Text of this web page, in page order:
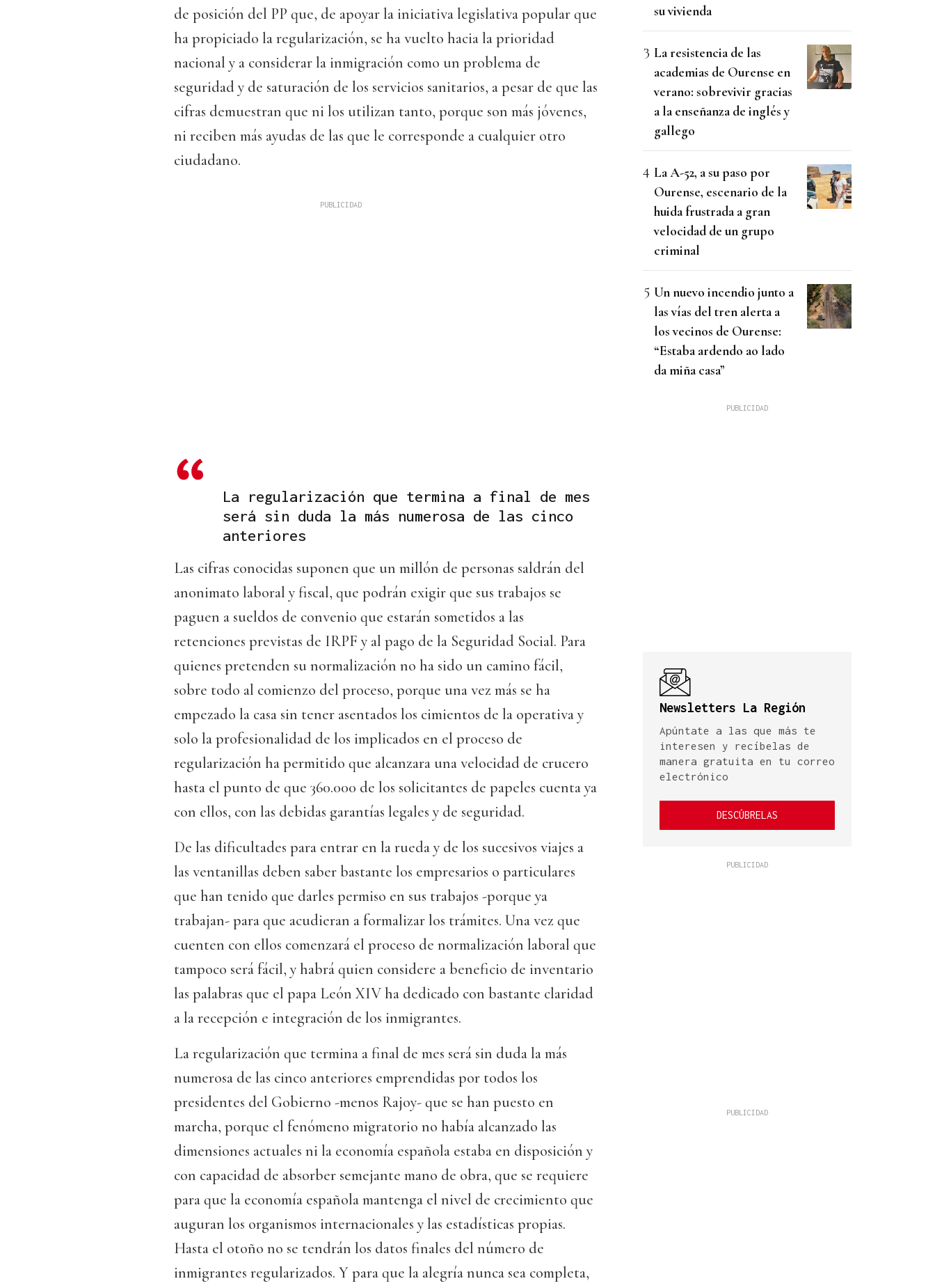
de posición del PP que, de apoyar la iniciativa legislativa popular que
ha propiciado la regularización, se ha vuelto hacia la prioridad
nacional y a considerar la inmigración como un problema de
seguridad y de saturación de los servicios sanitarios, a pesar de que las
cifras demuestran que ni los utilizan tanto, porque son más jóvenes,
ni reciben más ayudas de las que le corresponde a cualquier otro
ciudadano.
La regularización que termina a final de mes
será sin duda la más numerosa de las cinco
anteriores
Las cifras conocidas suponen que un millón de personas saldrán del
anonimato laboral y fiscal, que podrán exigir que sus trabajos se
paguen a sueldos de convenio que estarán sometidos a las
retenciones previstas de IRPF y al pago de la Seguridad Social. Para
quienes pretenden su normalización no ha sido un camino fácil,
sobre todo al comienzo del proceso, porque una vez más se ha
empezado la casa sin tener asentados los cimientos de la operativa y
solo la profesionalidad de los implicados en el proceso de
regularización ha permitido que alcanzara una velocidad de crucero
hasta el punto de que 360.000 de los solicitantes de papeles cuenta ya
con ellos, con las debidas garantías legales y de seguridad.
De las dificultades para entrar en la rueda y de los sucesivos viajes a
las ventanillas deben saber bastante los empresarios o particulares
que han tenido que darles permiso en sus trabajos -porque ya
trabajan- para que acudieran a formalizar los trámites. Una vez que
cuenten con ellos comenzará el proceso de normalización laboral que
tampoco será fácil, y habrá quien considere a beneficio de inventario
las palabras que el papa León XIV ha dedicado con bastante claridad
a la recepción e integración de los inmigrantes.
La regularización que termina a final de mes será sin duda la más
numerosa de las cinco anteriores emprendidas por todos los
presidentes del Gobierno -menos Rajoy- que se han puesto en
marcha, porque el fenómeno migratorio no había alcanzado las
dimensiones actuales ni la economía española estaba en disposición y
con capacidad de absorber semejante mano de obra, que se requiere
para que la economía española mantenga el nivel de crecimiento que
auguran los organismos internacionales y las estadísticas propias.
Hasta el otoño no se tendrán los datos finales del número de
inmigrantes regularizados. Y para que la alegría nunca sea completa,
su vivienda
La resistencia de las
academias de Ourense en
verano: sobrevivir gracias
a la enseñanza de inglés y
gallego
La A-52, a su paso por
Ourense, escenario de la
huida frustrada a gran
velocidad de un grupo
criminal
Un nuevo incendio junto a
las vías del tren alerta a
los vecinos de Ourense:
“Estaba ardendo ao lado
da miña casa”
Newsletters La Región
Apúntate a las que más te
interesen y recíbelas de
manera gratuita en tu correo
electrónico
DESCÚBRELAS